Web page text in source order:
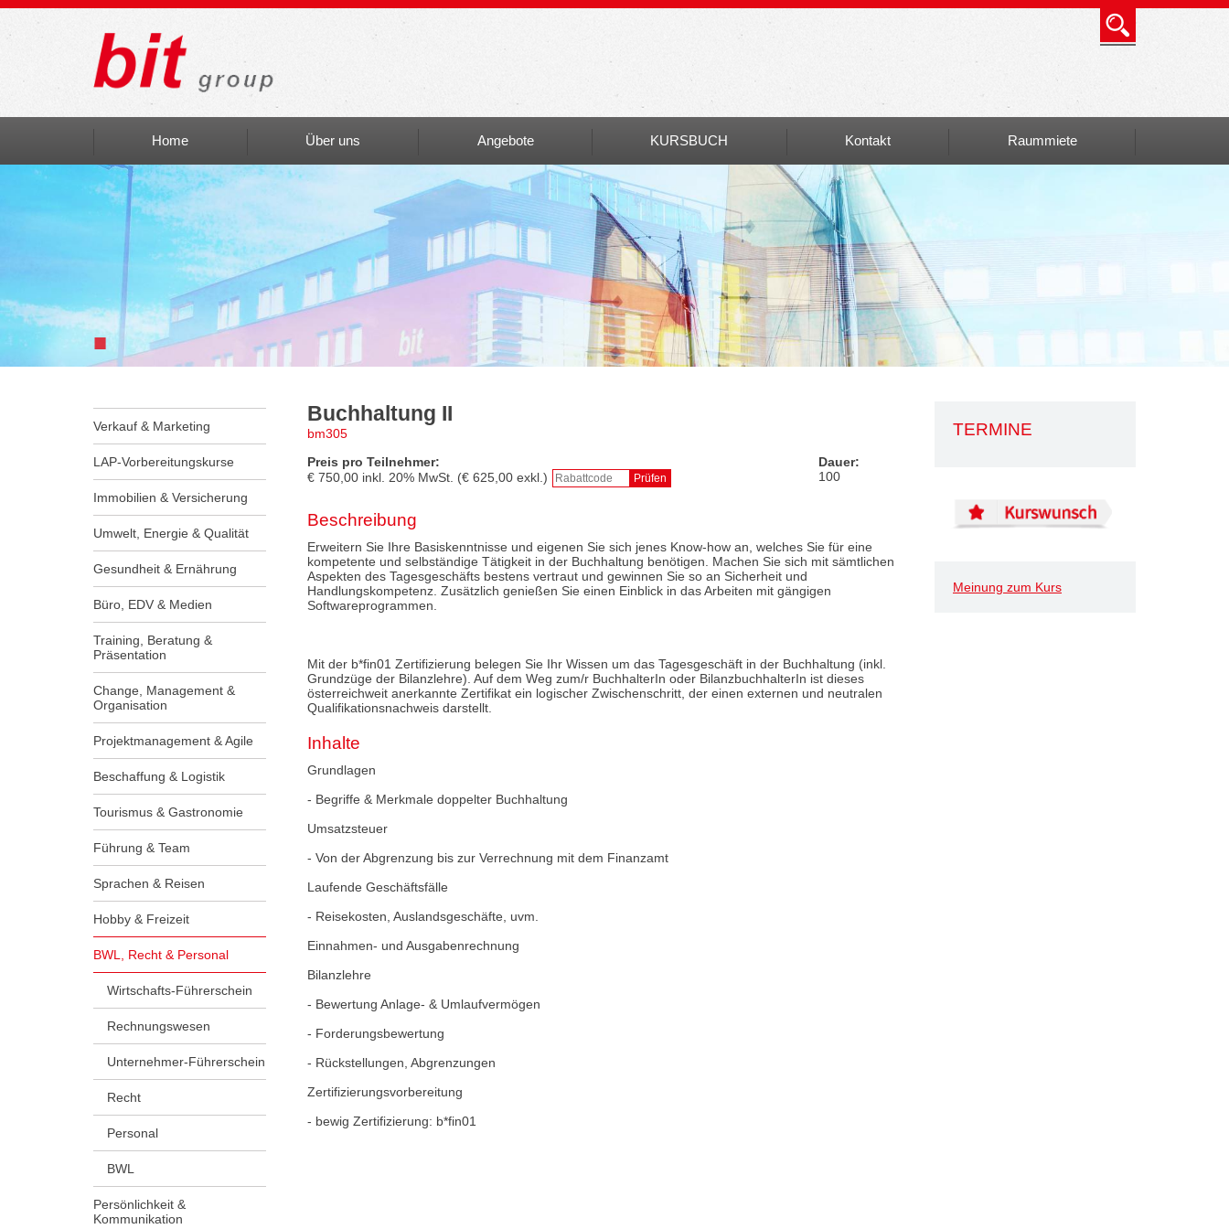
Home Über uns
bit Art
Einblicke
Angebote KURSBUCH Kontakt
Info
Raummiete
■
Verkauf & Marketing
LAP-Vorbereitungskurse
Immobilien & Versicherung
Umwelt, Energie & Qualität
Gesundheit & Ernährung
Büro, EDV & Medien
Training, Beratung &
Präsentation
Change, Management &
Organisation
Projektmanagement & Agile
Beschaffung & Logistik
Tourismus & Gastronomie
Führung & Team
Sprachen & Reisen
Hobby & Freizeit
BWL, Recht & Personal
Wirtschafts-Führerschein
Rechnungswesen
Unternehmer-Führerschein
Recht
Personal
BWL
Persönlichkeit &
Kommunikation
TERMINE
Meinung zum Kurs
Buchhaltung II
bm305
Preis pro Teilnehmer:
€ 750,00 inkl. 20% MwSt. (€ 625,00 exkl.)
Dauer:
100
Beschreibung
Erweitern Sie Ihre Basiskenntnisse und eigenen Sie sich jenes Know-how an, welches Sie für eine
kompetente und selbständige Tätigkeit in der Buchhaltung benötigen. Machen Sie sich mit sämtlichen
Aspekten des Tagesgeschäfts bestens vertraut und gewinnen Sie so an Sicherheit und
Handlungskompetenz. Zusätzlich genießen Sie einen Einblick in das Arbeiten mit gängigen
Softwareprogrammen.
Mit der b*fin01 Zertifizierung belegen Sie Ihr Wissen um das Tagesgeschäft in der Buchhaltung (inkl.
Grundzüge der Bilanzlehre). Auf dem Weg zum/r BuchhalterIn oder BilanzbuchhalterIn ist dieses
österreichweit anerkannte Zertifikat ein logischer Zwischenschritt, der einen externen und neutralen
Qualifikationsnachweis darstellt.
Inhalte
Grundlagen
- Begriffe & Merkmale doppelter Buchhaltung
Umsatzsteuer
- Von der Abgrenzung bis zur Verrechnung mit dem Finanzamt
Laufende Geschäftsfälle
- Reisekosten, Auslandsgeschäfte, uvm.
Einnahmen- und Ausgabenrechnung
Bilanzlehre
- Bewertung Anlage- & Umlaufvermögen
- Forderungsbewertung
- Rückstellungen, Abgrenzungen
Zertifizierungsvorbereitung
- bewig Zertifizierung: b*fin01